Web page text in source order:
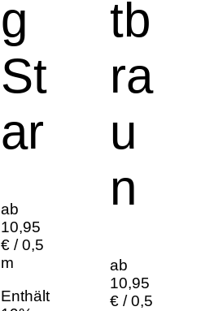
g
St
ar
ab
10,95
€ / 0,5
m
Enthält
tb
ra
u
n
ab
10,95
€ / 0,5